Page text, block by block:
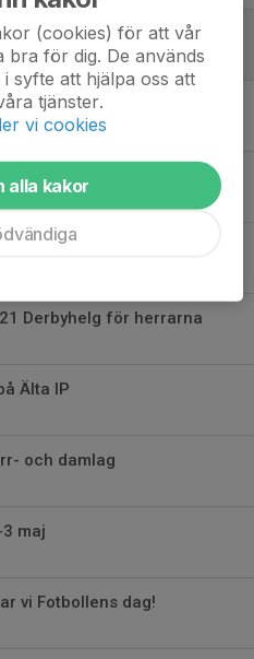
juni
30 maj
Derbyhelg för herrarna
Älta IP
och damlag
maj
vi Fotbollens dag!
(cookies) för att vår
bra för dig. De används
syfte att hjälpa oss att
tjänster.
vi cookies
alla kakor